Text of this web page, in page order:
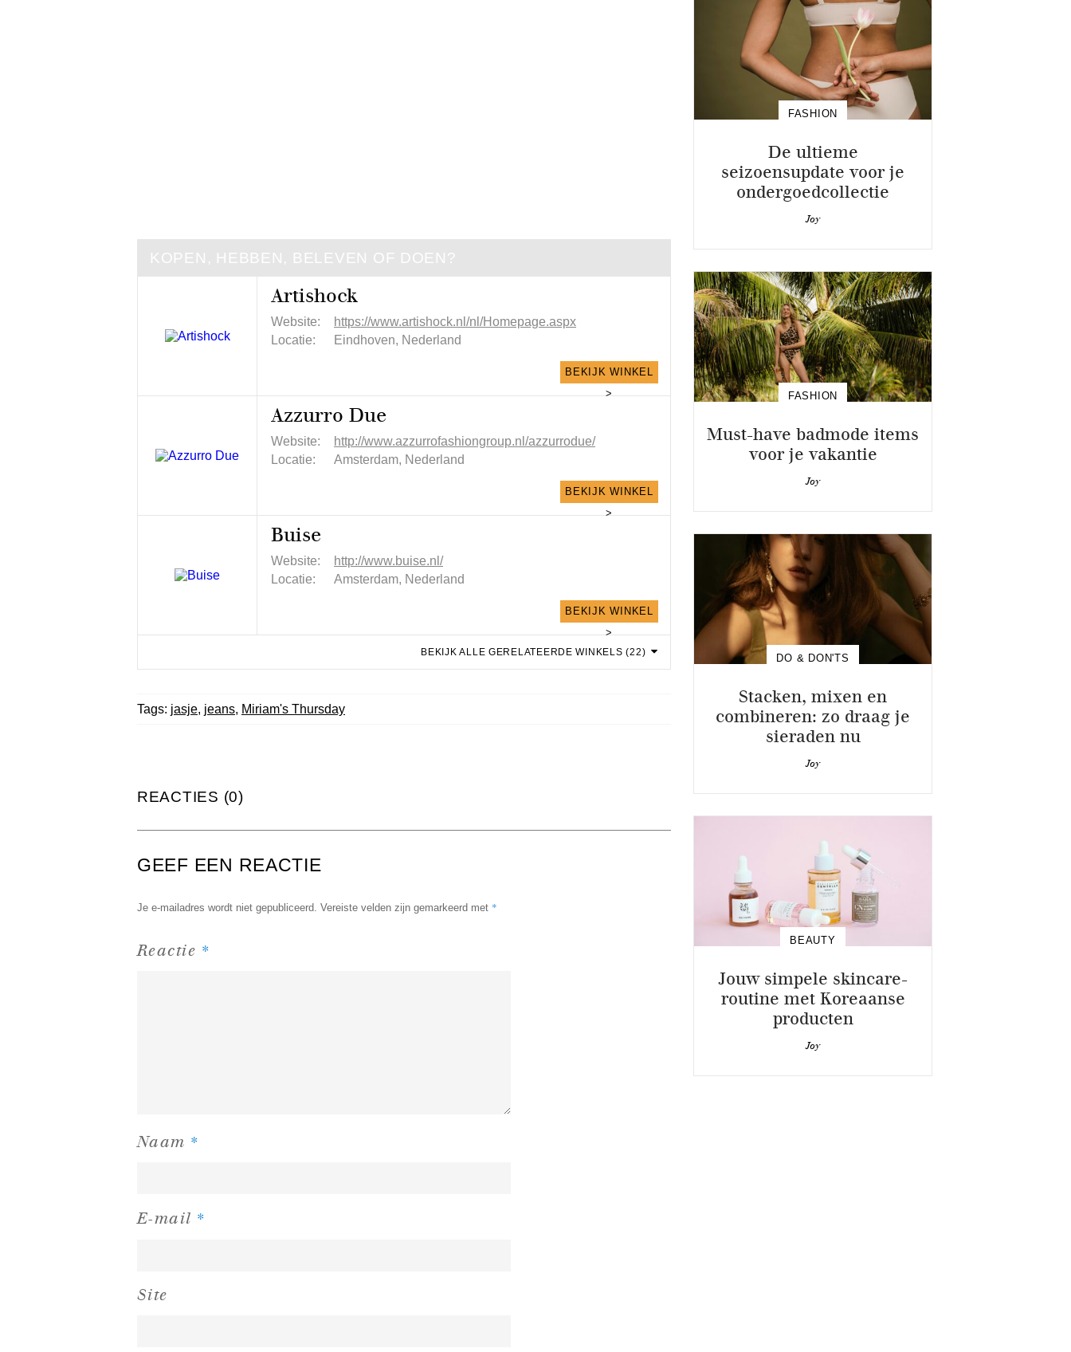
KOPEN, HEBBEN, BELEVEN OF DOEN?
Artishock
Website:
https://www.artishock.nl/nl/Homepage.aspx
Locatie:
Eindhoven, Nederland
BEKIJK WINKEL
>
Azzurro Due
Website:
http://www.azzurrofashiongroup.nl/azzurrodue/
Locatie:
Amsterdam, Nederland
BEKIJK WINKEL
>
Buise
Website:
http://www.buise.nl/
Locatie:
Amsterdam, Nederland
BEKIJK WINKEL
>
BEKIJK ALLE GERELATEERDE WINKELS (22)
Tags: jasje, jeans, Miriam's Thursday
REACTIES (0)
GEEF EEN REACTIE
Je e-mailadres wordt niet gepubliceerd. Vereiste velden zijn gemarkeerd met *
Reactie *
Naam *
E-mail *
Site
FASHION
De ultieme
seizoensupdate voor je
ondergoedcollectie
Joy
FASHION
Must-have badmode items
voor je vakantie
Joy
DO & DON'TS
Stacken, mixen en
combineren: zo draag je
sieraden nu
Joy
BEAUTY
Jouw simpele skincare-
routine met Koreaanse
producten
Joy